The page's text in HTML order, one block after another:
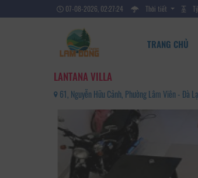
07-08-2026, 02:27:25 Thời tiết
TRANG CHỦ
LANTANA VILLA
61, Nguyễn Hữu Cảnh, Phường Lâm Viên - Đà